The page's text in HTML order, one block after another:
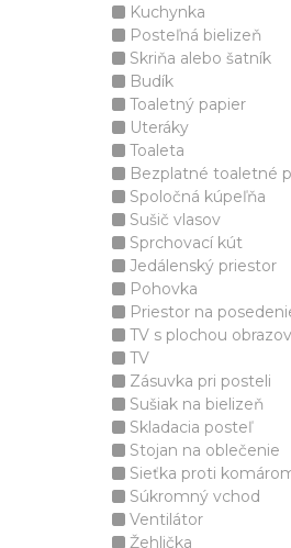
Kuchynka
Posteľná bielizeň
Skriňa alebo šatník
Budík
Toaletný papier
Uteráky
Toaleta
Bezplatné toaletné
Spoločná kúpeľňa
Sušič vlasov
Sprchovací kút
Jedálenský priestor
Pohovka
Priestor na
TV s plochou
TV
Zásuvka pri posteli
Sušiak na bielizeň
Skladacia posteľ
Stojan na oblečenie
Sieťka proti
Súkromný vchod
Ventilátor
Žehlička